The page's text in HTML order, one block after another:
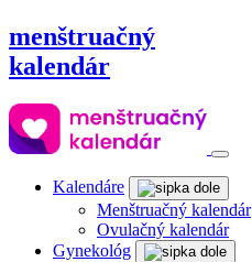
menštruačný
kalendár
Kalendáre
Menštruačný kalendár
Ovulačný kalendár
Gynekológ